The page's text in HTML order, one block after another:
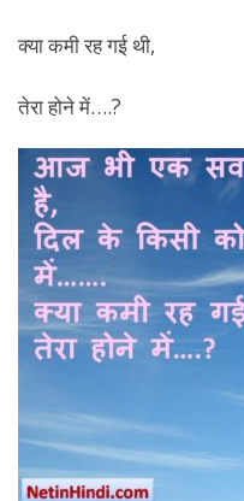
क्या कमी रह गई थी,
तेरा होने में….?